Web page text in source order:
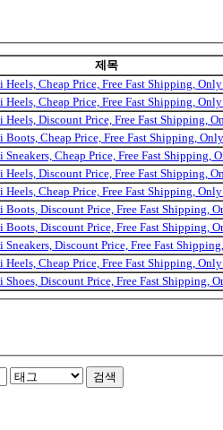
제목
Cheap Price, Free Fast Shipping,
Cheap Price, Free Fast Shipping,
Heels, Discount Price, Free Fast Shipping,
Boots, Cheap Price, Free Fast Shipping,
Cheap Price, Free Fast Shipping,
Heels, Discount Price, Free Fast Shipping,
Cheap Price, Free Fast Shipping,
Boots, Discount Price, Free Fast Shipping,
Boots, Discount Price, Free Fast Shipping,
Discount Price, Free Fast
Cheap Price, Free Fast Shipping,
Shoes, Discount Price, Free Fast Shipping,
검색